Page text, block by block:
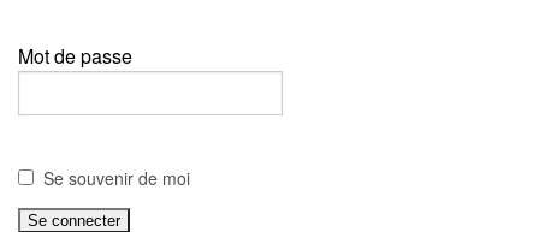
Mot de passe
Se souvenir de moi